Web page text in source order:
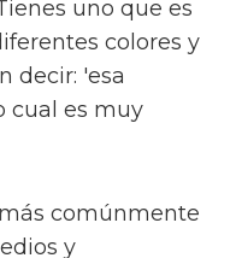
de que "no
respecto a la
sobre
'Pose', Alex
de referencia.
ver eso?"